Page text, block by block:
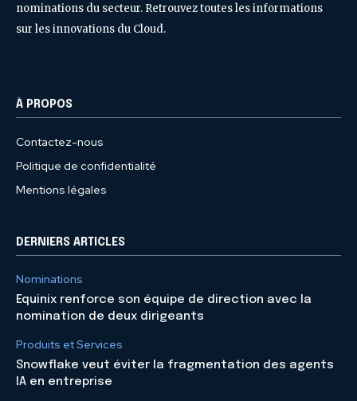
nominations du secteur. Retrouvez toutes les informations
sur les innovations du Cloud.
À PROPOS
Contactez-nous
Politique de confidentialité
Mentions légales
DERNIERS ARTICLES
Nominations
Equinix renforce son équipe de direction avec la
nomination de deux dirigeants
Produits et Services
Snowflake veut éviter la fragmentation des agents
IA en entreprise